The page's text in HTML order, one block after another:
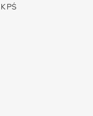
KPŚ